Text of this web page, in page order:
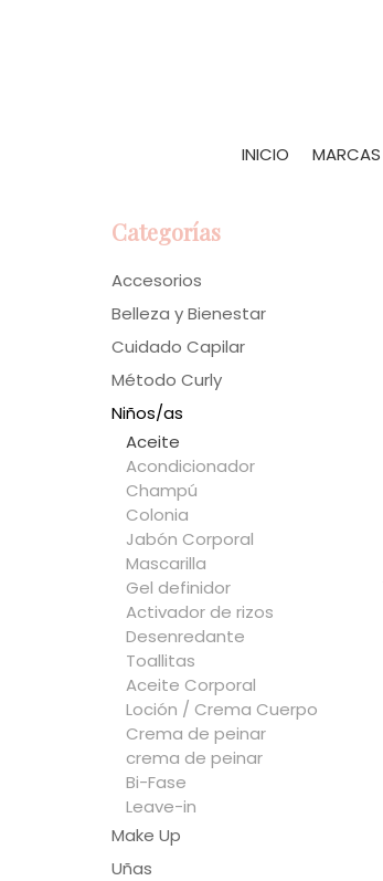
INICIO MARCAS
Categorías
Accesorios
Belleza y Bienestar
Cuidado Capilar
Método Curly
Niños/as
Aceite
Acondicionador
Champú
Colonia
Jabón Corporal
Mascarilla
Gel definidor
Activador de rizos
Desenredante
Toallitas
Aceite Corporal
Loción / Crema Cuerpo
Crema de peinar
crema de peinar
Bi-Fase
Leave-in
Make Up
Uñas